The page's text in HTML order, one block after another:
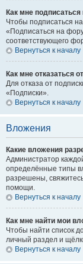
Как мне
Чтобы подписаться
«Подписаться на
соответствующего
Вернуться к началу
Как мне отказаться
Для отказа от
«Подписки».
Вернуться к началу
Вложения
Какие вложения
Администратор
определённые типы
разрешены,
помощи.
Вернуться к началу
Как мне найти мои
Чтобы найти список
личный раздел и
Вернуться к началу